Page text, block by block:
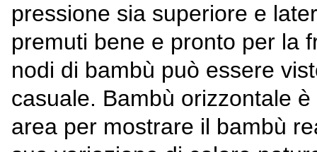
pressione sia superiore e
premuti bene e pronto per la
nodi di bambù può essere
casuale. Bambù orizzontale
area per mostrare il bambù